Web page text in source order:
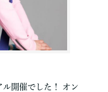
開催でした！ オン